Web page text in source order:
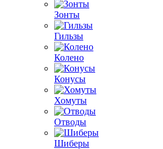
Зонты
Гильзы
Колено
Конусы
Хомуты
Отводы
Шиберы